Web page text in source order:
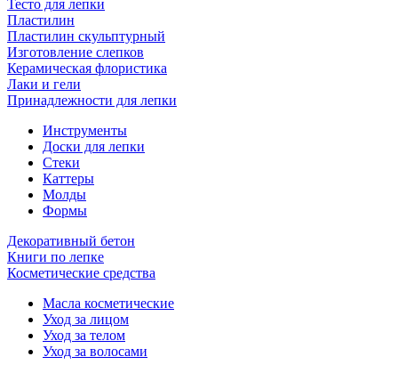
Тесто для лепки
Пластилин
Пластилин скульптурный
Изготовление слепков
Керамическая флористика
Лаки и гели
Принадлежности для лепки
Инструменты
Доски для лепки
Стеки
Каттеры
Молды
Формы
Декоративный бетон
Книги по лепке
Косметические средства
Масла косметические
Уход за лицом
Уход за телом
Уход за волосами